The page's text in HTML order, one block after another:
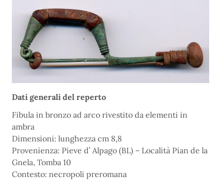
Dati generali del reperto
Fibula in bronzo ad arco rivestito da elementi in
ambra
Dimensioni: lunghezza cm 8,8
Provenienza: Pieve d’ Alpago (BL) – Località Pian de la
Gnela, Tomba 10
Contesto: necropoli preromana